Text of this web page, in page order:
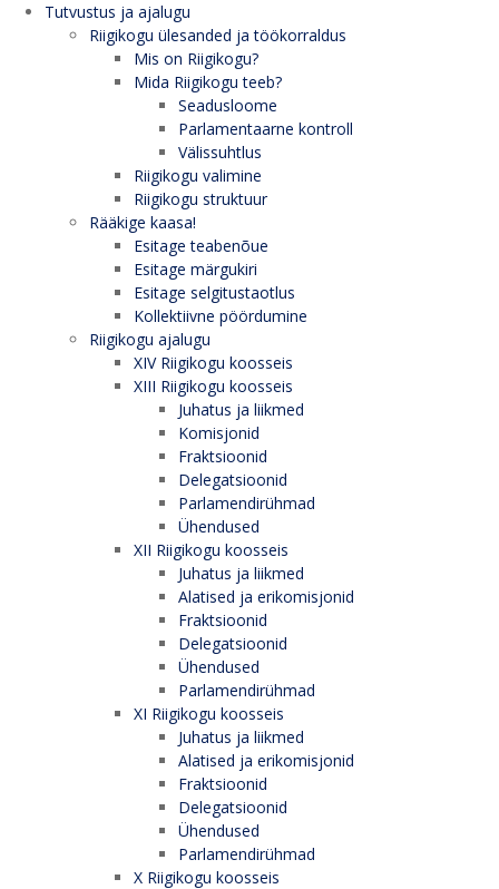
Tutvustus ja ajalugu
Riigikogu ülesanded ja töökorraldus
Mis on Riigikogu?
Mida Riigikogu teeb?
Seadusloome
Parlamentaarne kontroll
Välissuhtlus
Riigikogu valimine
Riigikogu struktuur
Rääkige kaasa!
Esitage teabenõue
Esitage märgukiri
Esitage selgitustaotlus
Kollektiivne pöördumine
Riigikogu ajalugu
XIV Riigikogu koosseis
XIII Riigikogu koosseis
Juhatus ja liikmed
Komisjonid
Fraktsioonid
Delegatsioonid
Parlamendirühmad
Ühendused
XII Riigikogu koosseis
Juhatus ja liikmed
Alatised ja erikomisjonid
Fraktsioonid
Delegatsioonid
Ühendused
Parlamendirühmad
XI Riigikogu koosseis
Juhatus ja liikmed
Alatised ja erikomisjonid
Fraktsioonid
Delegatsioonid
Ühendused
Parlamendirühmad
X Riigikogu koosseis